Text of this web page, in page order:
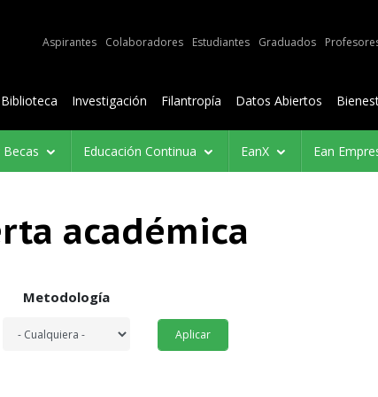
Aspirantes Colaboradores Estudiantes Graduados
Biblioteca Investigación Filantropía Datos Abiertos
Educación Continua EanX Ean
académica
Metodología